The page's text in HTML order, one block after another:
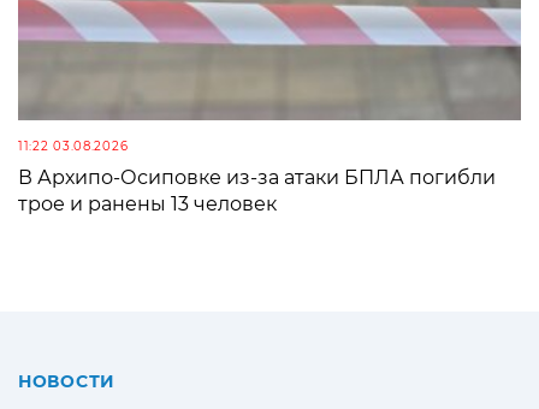
11:22 03.08.2026
В Архипо-Осиповке из-за атаки БПЛА погибли
трое и ранены 13 человек
НОВОСТИ